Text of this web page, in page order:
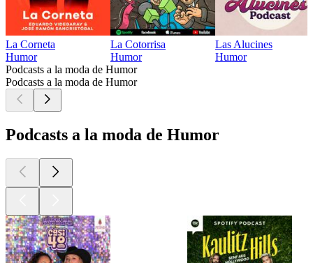
La Corneta
Humor
La Cotorrisa
Humor
Las Alucines
Humor
Podcasts a la moda de Humor
Podcasts a la moda de Humor
Podcasts a la moda de Humor